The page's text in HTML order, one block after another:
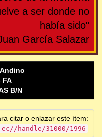
a ser donde no
había sido"
García Salazar
FA
B/N
citar o enlazar este ítem:
handle/31000/1996